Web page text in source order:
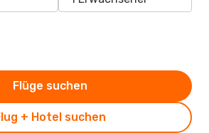
+ Hotel suchen
Flüge suchen